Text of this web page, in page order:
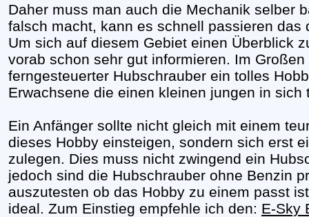
Daher muss man auch die Mechanik selber
falsch macht, kann es schnell passieren das
Um sich auf diesem Gebiet einen Überblick
vorab schon sehr gut informieren. Im
ferngesteuerter Hubschrauber ein tolles
Erwachsene die einen kleinen jungen in sich
Ein Anfänger sollte nicht gleich mit einem
dieses Hobby einsteigen, sondern sich erst
zulegen. Dies muss nicht zwingend ein
jedoch sind die Hubschrauber ohne Benzin
auszutesten ob das Hobby zu einem passt
ideal. Zum Einstieg empfehle ich den: E-Sky